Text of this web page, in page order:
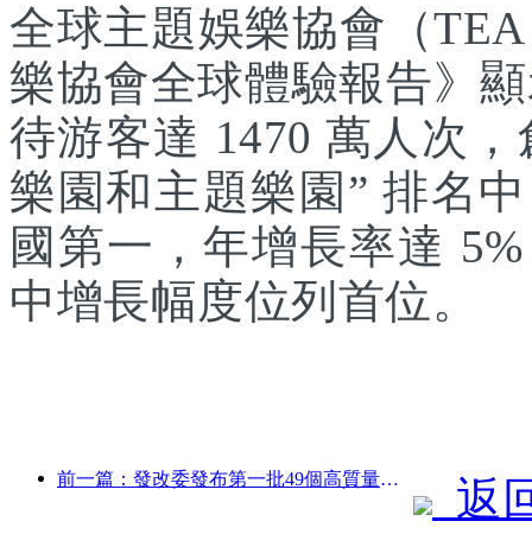
全球主題娛樂協會（
樂協會全球體驗報告》
待游客達 1470 萬人次
樂園和主題樂園” 排名
國第一，年增長率達
中增長幅度位列首位。
前一篇：發改委發布第一批49個高質量戶外運動目的地名單
返